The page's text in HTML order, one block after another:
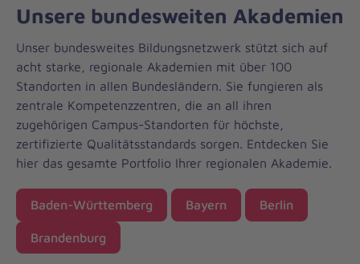
Unsere bundesweiten Akademien
Unser bundesweites Bildungsnetzwerk stützt sich auf
acht starke, regionale Akademien mit über 100
Standorten in allen Bundesländern. Sie fungieren als
zentrale Kompetenzzentren, die an all ihren
zugehörigen Campus-Standorten für höchste,
zertifizierte Qualitätsstandards sorgen. Entdecken Sie
hier das gesamte Portfolio Ihrer regionalen Akademie.
Baden-Württemberg Bayern Berlin
Brandenburg